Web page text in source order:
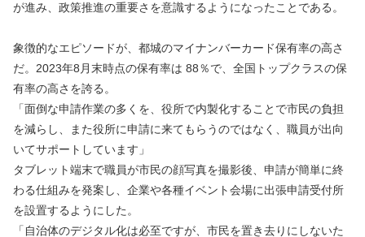
が進み、政策推進の重要さを意識するようになったことである。
象徴的なエピソードが、都城のマイナンバーカード保有率の高さ
だ。2023年8月末時点の保有率は 88％で、全国トップクラスの保
有率の高さを誇る。
「面倒な申請作業の多くを、役所で内製化することで市民の負担
を減らし、また役所に申請に来てもらうのではなく、職員が出向
いてサポートしています」
タブレット端末で職員が市民の顔写真を撮影後、申請が簡単に終
わる仕組みを発案し、企業や各種イベント会場に出張申請受付所
を設置するようにした。
「自治体のデジタル化は必至ですが、市民を置き去りにしないた